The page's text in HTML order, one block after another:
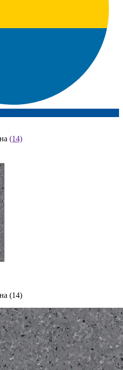
(14)
(14)